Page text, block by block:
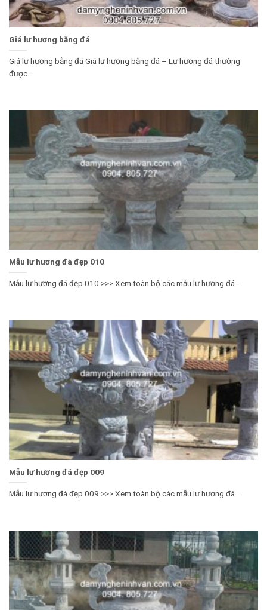
Giá lư hương bằng đá
Giá lư hương bằng đá Giá lư hương bằng đá – Lư hương đá thường
được...
Mẫu lư hương đá đẹp 010
Mẫu lư hương đá đẹp 010 >>> Xem toàn bộ các mẫu lư hương đá...
Mẫu lư hương đá đẹp 009
Mẫu lư hương đá đẹp 009 >>> Xem toàn bộ các mẫu lư hương đá...